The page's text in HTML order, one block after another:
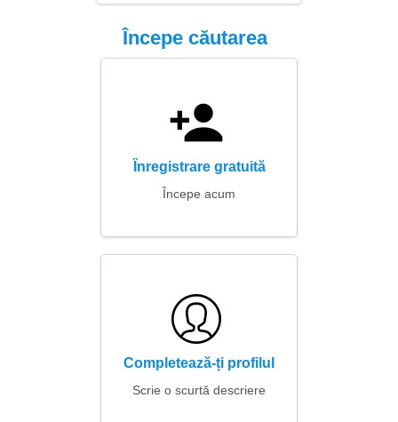
Începe căutarea
Înregistrare gratuită
Începe acum
Completează-ți profilul
Scrie o scurtă descriere